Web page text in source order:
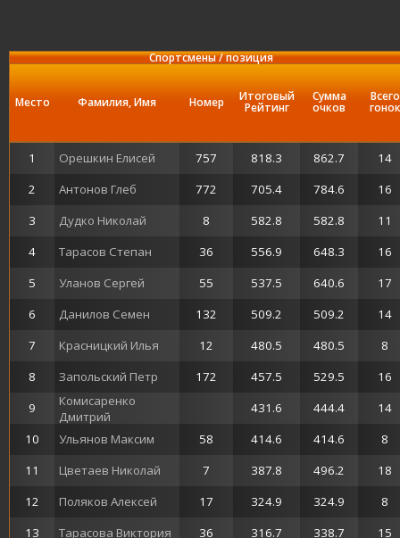
Спортсмены / позиция
Место Фамилия, Имя Номер Итоговый
Рейтинг
Сумма
очков
Всего
гонок
1 Орешкин Елисей 757 818.3 862.7
14
2
Антонов Глеб 772 705.4 784.6
16
3
Дудко Николай 8 582.8 582.8
11
4
Тарасов Степан 36 556.9 648.3
16
5
Уланов Сергей 55 537.5 640.6
17
6
Данилов Семен 132 509.2 509.2
14
7
Красницкий Илья 12 480.5 480.5
8
8
Запольский Петр 172 457.5 529.5
16
9
Комисаренко
Дмитрий
431.6 444.4
14
10
Ульянов Максим 58 414.6 414.6
8
11
Цветаев Николай 7 387.8 496.2
18
12
Поляков Алексей 17 324.9 324.9
8
13
Тарасова Виктория 36 316.7 338.7
15